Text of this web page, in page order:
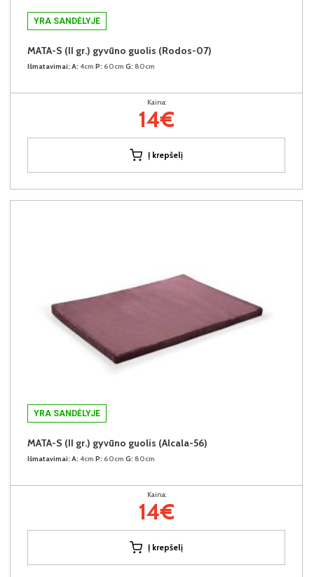
YRA SANDĖLYJE
MATA-S (II gr.) gyvūno guolis (Rodos-07)
Išmatavimai: A: 4cm P: 60cm G: 80cm
Kaina:
14€
Į krepšelį
YRA SANDĖLYJE
MATA-S (II gr.) gyvūno guolis (Alcala-56)
Išmatavimai: A: 4cm P: 60cm G: 80cm
Kaina:
14€
Į krepšelį